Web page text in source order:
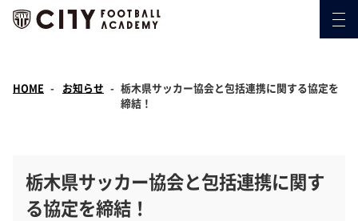
HOME お知らせ
栃木県サッカー協会と包括連携に関する協定を
締結！
栃木県サッカー協会と包括連携に関す
る協定を締結！